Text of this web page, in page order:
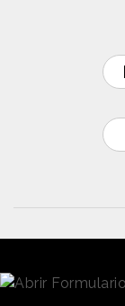
Dirección: